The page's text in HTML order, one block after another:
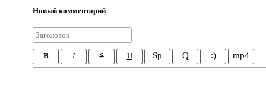
Новый комментарий
B I S U Sp Q :) mp4